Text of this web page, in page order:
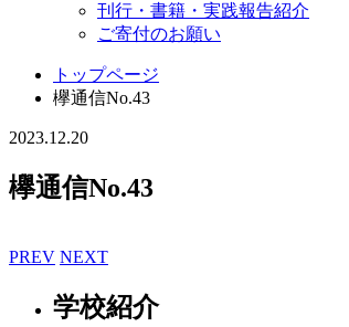
刊行・書籍・実践報告紹介
ご寄付のお願い
トップページ
欅通信No.43
2023.12.20
欅通信No.43
PREV NEXT
学校紹介